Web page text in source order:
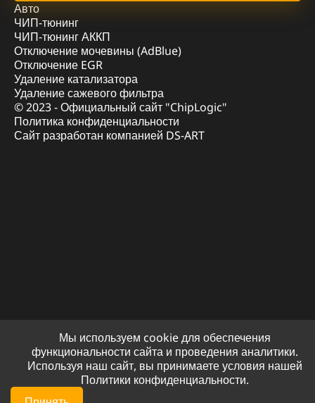
Авто
ЧИП-тюнинг
ЧИП-тюнинг АККП
Отключение мочевины (AdBlue)
Отключение EGR
Удаление катализатора
Удаление сажевого фильтра
© 2023 - Официальный сайт "ChipLogic"
Политика конфиденциальности
Сайт разработан компанией DS-ART
Мы используем cookie для обеспечения
функциональности сайта и проведения аналитики.
Используя наш сайт, вы принимаете условия нашей
Политики конфиденциальности.